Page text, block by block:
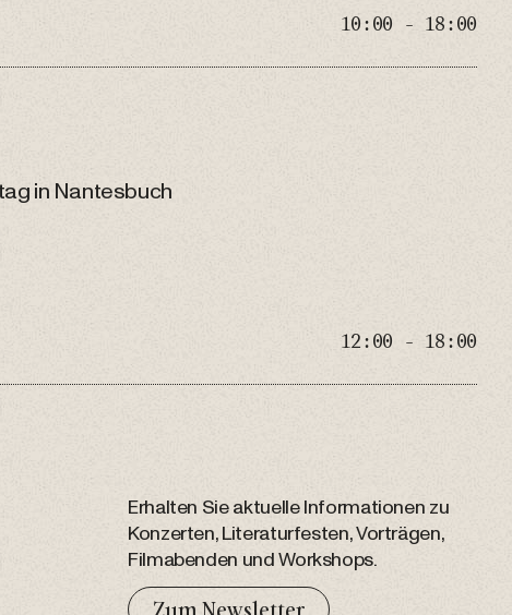
10:00 - 18:00
in Nantesbuch
12:00 - 18:00
Erhalten Sie aktuelle Informationen zu
Konzerten, Literaturfesten, Vorträgen,
Filmabenden und Workshops.